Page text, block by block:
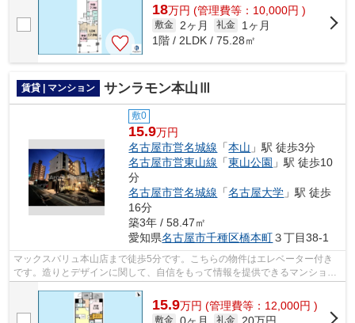
18万円 (管理費等：10,000円 )
敷金 2ヶ月 礼金
1ヶ月
1階 / 2LDK / 75.28㎡
賃貸 | マンション サンラモン本山Ⅲ
敷0
15.9万円
名古屋市営名城線 「本山 」駅 徒歩3分
名古屋市営東山線 「東山公園 」駅 徒歩10
分
名古屋市営名城線 「名古屋大学 」駅 徒歩
16分
築3年 / 58.47㎡
愛知県名古屋市千種区橋本町３丁目38-1
マックスバリュ本山店まで徒歩5分です。こちらの物件はエレベーター付き
です。造りとデザインに関して、自信をもって情報を提供できるマンション
15.9万円 (管理費等：12,000円 )
敷金 0ヶ月 礼金 20万円